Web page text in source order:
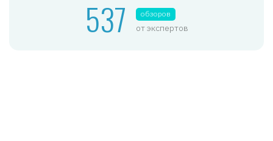
537 обзоров
от экспертов